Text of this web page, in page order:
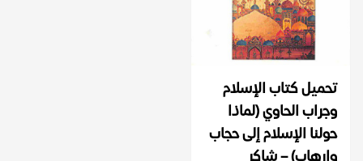
تحميل كتاب الإسلام
وجراب الحاوي (لماذا
حولنا الإسلام إلى حجاب